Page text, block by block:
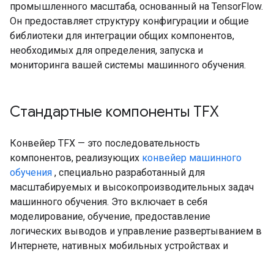
промышленного масштаба, основанный на TensorFlow.
Он предоставляет структуру конфигурации и общие
библиотеки для интеграции общих компонентов,
необходимых для определения, запуска и
мониторинга вашей системы машинного обучения.
Стандартные компоненты TFX
Конвейер TFX — это последовательность
компонентов, реализующих конвейер машинного
обучения , специально разработанный для
масштабируемых и высокопроизводительных задач
машинного обучения. Это включает в себя
моделирование, обучение, предоставление
логических выводов и управление развертыванием в
Интернете, нативных мобильных устройствах и